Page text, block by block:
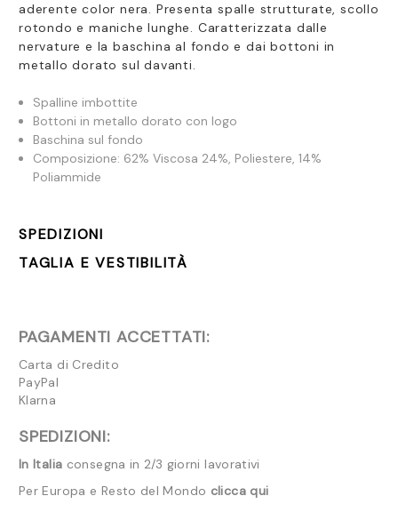
aderente color nera. Presenta spalle strutturate, scollo
rotondo e maniche lunghe. Caratterizzata dalle
nervature e la baschina al fondo e dai bottoni in
metallo dorato sul davanti.
Spalline imbottite
Bottoni in metallo dorato con logo
Baschina sul fondo
Composizione: 62% Viscosa 24%, Poliestere, 14%
Poliammide
SPEDIZIONI
TAGLIA E VESTIBILITÀ
PAGAMENTI ACCETTATI:
Carta di Credito
PayPal
Klarna
SPEDIZIONI:
In Italia consegna in 2/3 giorni lavorativi
Per Europa e Resto del Mondo clicca qui